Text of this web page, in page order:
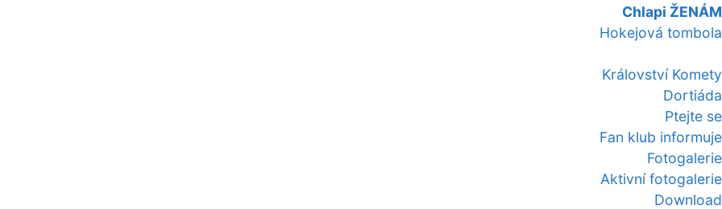
Chlapi ŽENÁM
Hokejová tombola
Království Komety
Dortiáda
Ptejte se
Fan klub informuje
Fotogalerie
Aktivní fotogalerie
Download